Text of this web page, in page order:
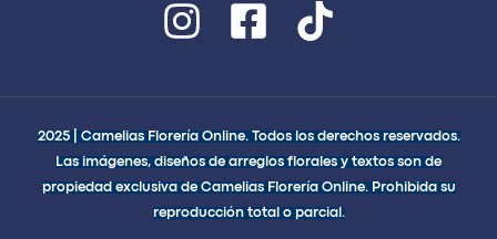
2025 | Camelias Florería Online. Todos los derechos reservados.
Las imágenes, diseños de arreglos florales y textos son de
propiedad exclusiva de Camelias Florería Online. Prohibida su
reproducción total o parcial.